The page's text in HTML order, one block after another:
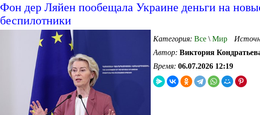
Фон дер Ляйен пообещала Украине деньги на
беспилотники
Категория: Все \ Мир
Автор: Виктория
Время: 06.07.2026 12:19